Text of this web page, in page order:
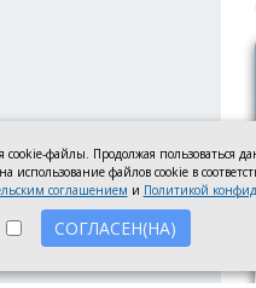
cookie-файлы. Продолжая пользоваться
использование файлов cookie в
соглашением и Политикой
СОГЛАСЕН(НА)